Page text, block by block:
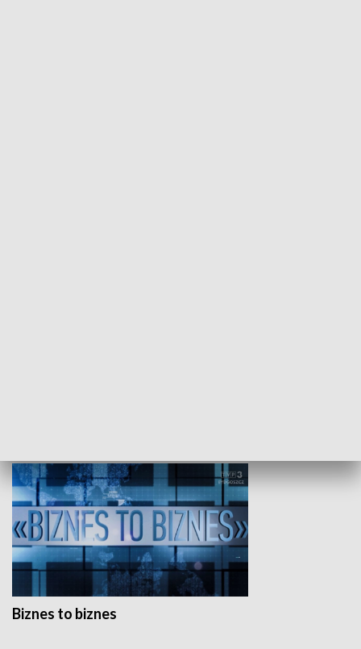
Biznes to biznes